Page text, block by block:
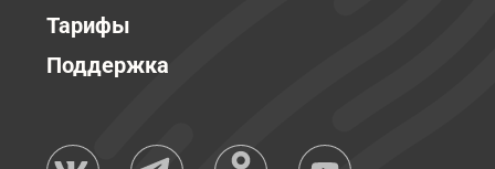
Тарифы
Поддержка